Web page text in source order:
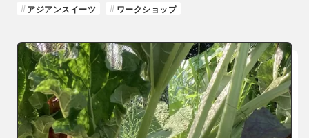
アジアンスイーツ ワークショップ